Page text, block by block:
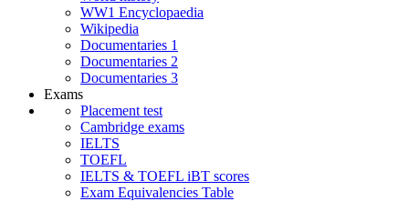
WW1 Encyclopaedia
Wikipedia
Documentaries 1
Documentaries 2
Documentaries 3
Exams
Placement test
Cambridge exams
IELTS
TOEFL
IELTS & TOEFL iBT scores
Exam Equivalencies Table